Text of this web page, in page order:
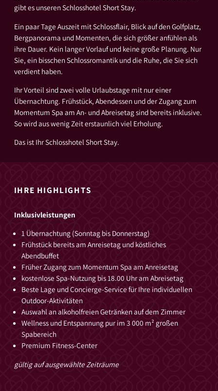
gibt es unseren Schlosshotel Short Stay.
Ein paar Tage Auszeit mit Schlossflair, Blick auf den Golfplatz,
Bergpanorama und Momenten, die sich größer anfühlen als
ihre Dauer. Kein langer Vorlauf und keine große Planung. Nur
Sie, ein bisschen Schlossromantik und die Ruhe, die Sie sich
verdient haben.
Ihr Vorteil sind zwei volle Urlaubstage mit nur einer
Übernachtung. Frühstück, Abendessen und der Zugang zum
Momentum Spa am An- und Abreisetag sind bereits inklusive.
So wird aus wenig Zeit erstaunlich viel Erholung.
Das ist Ihr Schlosshotel Short Stay.
IHRE HIGHLIGHTS
Inklusivleistungen
1 Übernachtung (Sonntag bis Donnerstag)
Frühstück bereits am Anreisetag und köstliches
Abendbuffet
Früher Zugang zum Momentum Spa am Anreisetag
kostenlose Spa-Nutzung bis 18.00 Uhr am Abreisetag
Beste Lage und Concierge-Service für Ihre individuellen
Outdoor-Aktivitäten
Auswahl an alkoholfreien Getränken auf dem Zimmer
Wellness und Entspannung pur im 3 000 m² großen
Spabereich
Premium Fitness-Center
gültig auf ausgewählte Zeiträume